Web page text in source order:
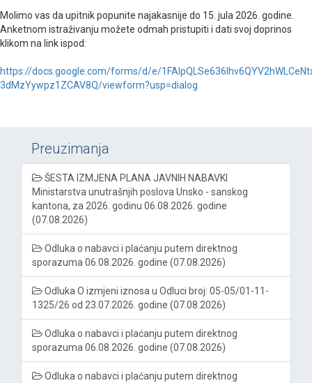
Molimo vas da upitnik popunite najakasnije do 15. jula 2026. godine.
Anketnom istraživanju možete odmah pristupiti i dati svoj doprinos
klikom na link ispod:
https://docs.google.com/forms/d/e/
3dMzYywpz1ZCAV8Q/viewform?usp=dialog
Preuzimanja
ŠESTA IZMJENA PLANA JAVNIH NABAVKI
Ministarstva unutrašnjih poslova Unsko - sanskog
kantona, za 2026. godinu 06.08.2026. godine
(07.08.2026)
Odluka o nabavci i plaćanju putem direktnog
sporazuma 06.08.2026. godine (07.08.2026)
Odluka O izmjeni iznosa u Odluci broj: 05-05/01-11-
1325/26 od 23.07.2026. godine (07.08.2026)
Odluka o nabavci i plaćanju putem direktnog
sporazuma 06.08.2026. godine (07.08.2026)
Odluka o nabavci i plaćanju putem direktnog